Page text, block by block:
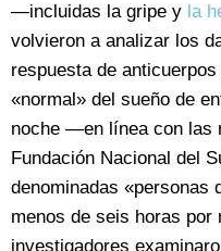
—incluidas la gripe y la
volvieron a analizar los
respuesta de
«normal» del sueño de
noche —en línea con las
Fundación Nacional del
denominadas «personas
menos de seis horas por
investigadores